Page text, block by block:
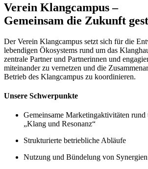
Verein Klangcampus –
Gemeinsam die Zukunft
Der Verein Klangcampus setzt sich für die
lebendigen Ökosystems rund um das
zentrale Partner und Partnerinnen und
miteinander zu vernetzen und die
Betrieb des Klangcampus zu koordinieren.
Unsere Schwerpunkte
Gemeinsame Marketingaktivitäten rund
„Klang und Resonanz“
Strukturierte betriebliche Abläufe
Nutzung und Bündelung von Synergien